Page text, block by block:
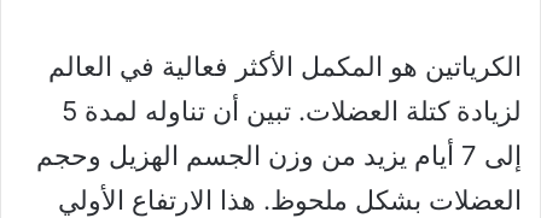
الكرياتين هو المكمل الأكثر فعالية في العالم
لزيادة كتلة العضلات. تبين أن تناوله لمدة 5
إلى 7 أيام يزيد من وزن الجسم الهزيل وحجم
العضلات بشكل ملحوظ. هذا الارتفاع الأولي